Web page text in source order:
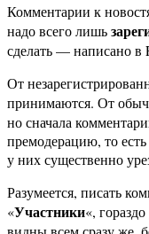
Комментарии к
надо всего лишь
сделать — написано в
От
принимаются. От
но сначала
премодерацию, то
у них существенно
Разумеется, писать
«Участники«,